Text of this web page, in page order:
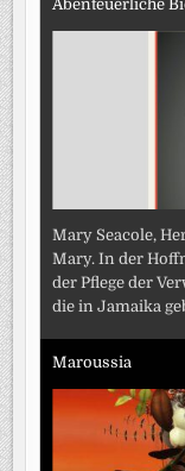
Abenteuerliche
Mary Seacole,
Mary. In der
der Pflege der
die in Jamaika
Maroussia